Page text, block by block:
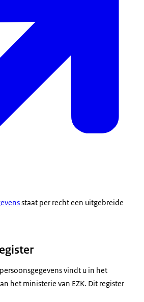
staat per recht een uitgebreide
vindt u in het
het ministerie van EZK. Dit register